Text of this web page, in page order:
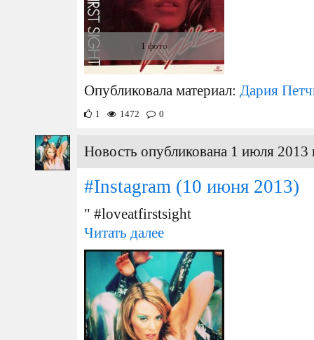
1 фото
Опубликовала материал: Дария
1 1472 0
Новость опубликована 1 июля 2013
#Instagram (10 июня 2013)
" #loveatfirstsight
Читать далее